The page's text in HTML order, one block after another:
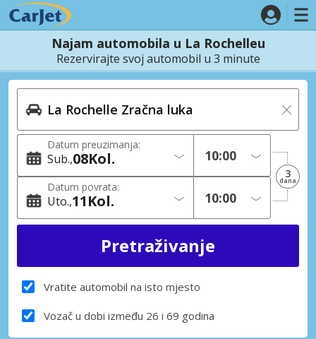
Najam automobila u La Rochelleu
Rezervirajte svoj automobil u 3 minute
Datum preuzimanja:
Sub. 08Kol.
Datum povrata:
Uto. 11Kol.
3
dana
Vratite automobil na isto mjesto
Vozač u dobi između 26 i 69 godina